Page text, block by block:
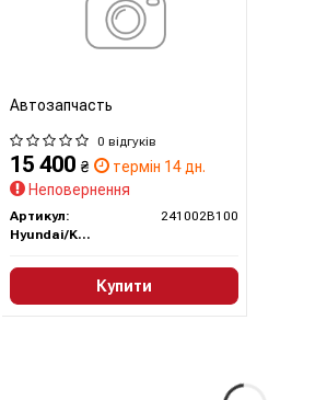
Автозапчасть
0 відгуків
15 400 ₴
термін 14 дн.
Неповернення
Артикул:
241002B100
Hyundai/Kia/Mobis
Купити